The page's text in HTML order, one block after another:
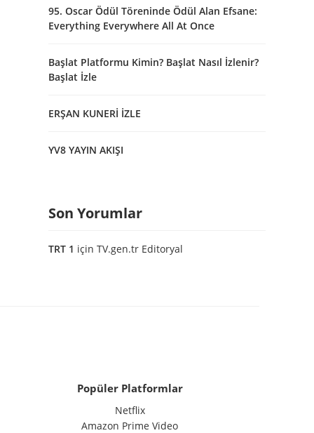
95. Oscar Ödül Töreninde Ödül Alan Efsane:
Everything Everywhere All At Once
Başlat Platformu Kimin? Başlat Nasıl İzlenir?
Başlat İzle
ERŞAN KUNERİ İZLE
YV8 YAYIN AKIŞI
Son Yorumlar
TRT 1 için TV.gen.tr Editoryal
Popüler Platformlar
Netflix
Amazon Prime Video